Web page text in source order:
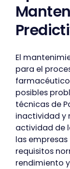
El
para el
posibles
técnicas de
inactividad y
actividad de
las
requisitos
rendimiento